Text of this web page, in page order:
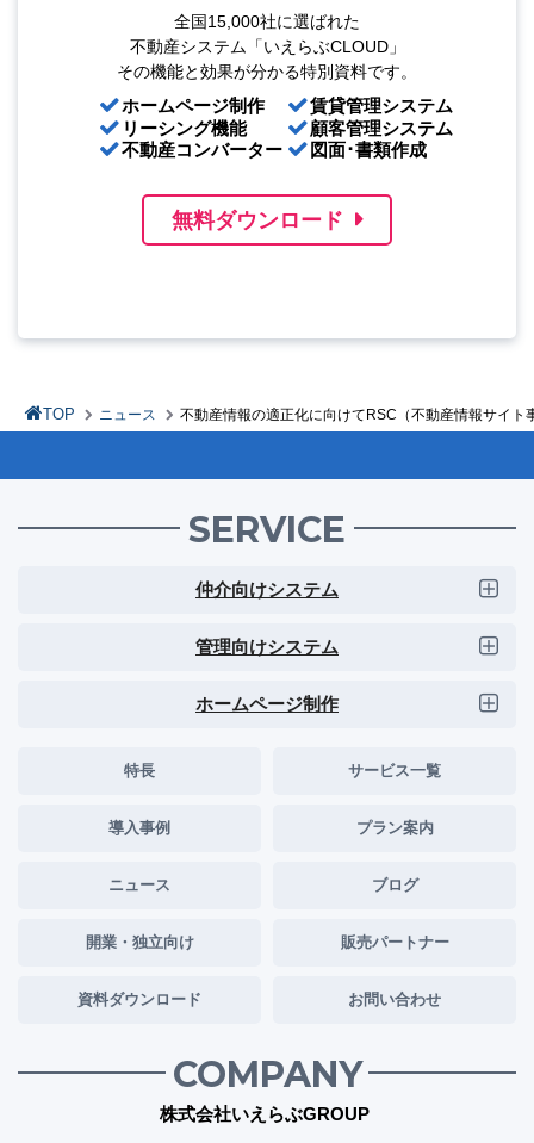
全国15,000社に選ばれた
不動産システム「いえらぶCLOUD」
その機能と効果が分かる特別資料です。
ホームページ制作
リーシング機能
不動産コンバーター
賃貸管理システム
顧客管理システム
図面･書類作成
無料ダウンロード
TOP ニュース 不動産情報の適正化に向けてRSC（不動産情報サイト
SERVICE
仲介向けシステム
管理向けシステム
ホームページ制作
特長 サービス一覧
導入事例 プラン案内
ニュース ブログ
開業・独立向け 販売パートナー
資料ダウンロード お問い合わせ
COMPANY
株式会社いえらぶGROUP